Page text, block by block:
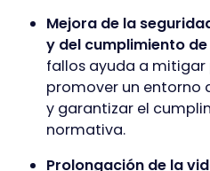
Mejora de la
y del cumplimiento
fallos ayuda a mitigar
promover un entorno
y garantizar el
normativa.
Prolongación de la